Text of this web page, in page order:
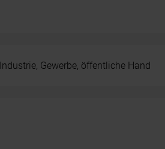
Industrie, Gewerbe, öffentliche Hand